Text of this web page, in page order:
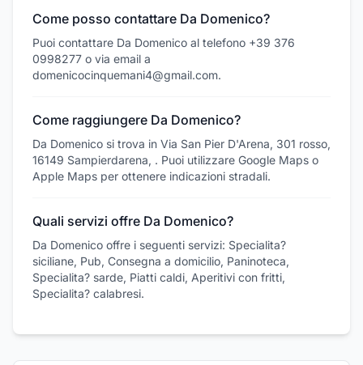
Come posso contattare Da Domenico?
Puoi contattare Da Domenico al telefono +39 376
0998277 o via email a
domenicocinquemani4@gmail.com.
Come raggiungere Da Domenico?
Da Domenico si trova in Via San Pier D'Arena, 301 rosso,
16149 Sampierdarena, . Puoi utilizzare Google Maps o
Apple Maps per ottenere indicazioni stradali.
Quali servizi offre Da Domenico?
Da Domenico offre i seguenti servizi: Specialita?
siciliane, Pub, Consegna a domicilio, Paninoteca,
Specialita? sarde, Piatti caldi, Aperitivi con fritti,
Specialita? calabresi.